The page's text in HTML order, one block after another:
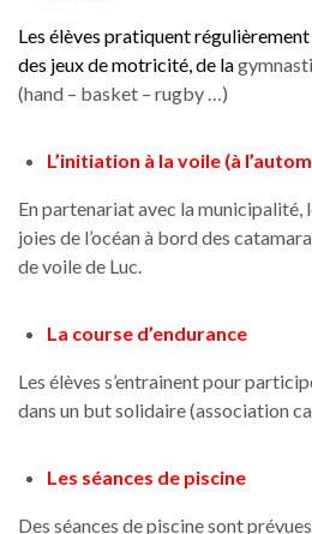
Les élèves pratiquent
des jeux de motricité, de la
(hand – basket – rugby …)
L’initiation à la voile (à
En partenariat avec la municipalité,
joies de l’océan à bord des
de voile de Luc.
La course d’endurance
Les élèves s’entrainent pour
dans un but solidaire (association
Les séances de piscine
Des séances de piscine sont